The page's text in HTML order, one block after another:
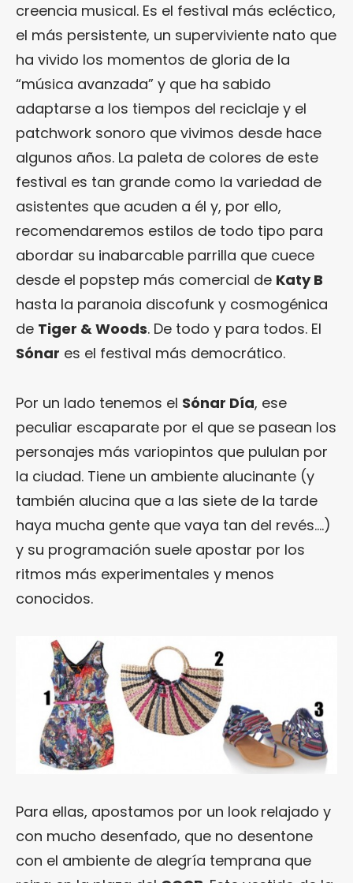
creencia musical. Es el festival más ecléctico,
el más persistente, un superviviente nato que
ha vivido los momentos de gloria de la
“música avanzada” y que ha sabido
adaptarse a los tiempos del reciclaje y el
patchwork sonoro que vivimos desde hace
algunos años. La paleta de colores de este
festival es tan grande como la variedad de
asistentes que acuden a él y, por ello,
recomendaremos estilos de todo tipo para
abordar su inabarcable parrilla que cuece
desde el popstep más comercial de Katy B
hasta la paranoia discofunk y cosmogénica
de Tiger & Woods. De todo y para todos. El
Sónar es el festival más democrático.
Por un lado tenemos el Sónar Día, ese
peculiar escaparate por el que se pasean los
personajes más variopintos que pululan por
la ciudad. Tiene un ambiente alucinante (y
también alucina que a las siete de la tarde
haya mucha gente que vaya tan del revés….)
y su programación suele apostar por los
ritmos más experimentales y menos
conocidos.
Para ellas, apostamos por un look relajado y
con mucho desenfado, que no desentone
con el ambiente de alegría temprana que